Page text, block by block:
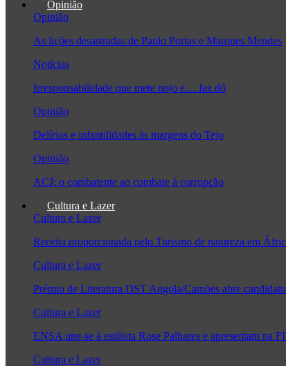
Opinião
Opinião
As lições desastradas de Paulo Portas e Marques Mendes
Notícias
Irresponsabilidade que mete nojo e… faz dó
Opinião
Delírios e infantilidades às margens do Tejo
Opinião
ACJ: o combatente ao combate à corrupção
Cultura e Lazer
Cultura e Lazer
Receita proporcionada pelo Turismo de natureza em
Cultura e Lazer
Prémio de Literatura DST Angola/Camões abre
Cultura e Lazer
ENSA une-se à estilista Rose Palhares e apresentam na
Cultura e Lazer